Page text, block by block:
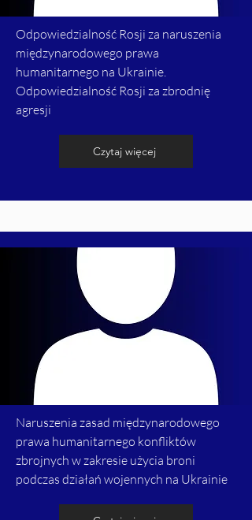
Odpowiedzialność Rosji za naruszenia
międzynarodowego prawa
humanitarnego na Ukrainie.
Odpowiedzialność Rosji za zbrodnię
agresji
Czytaj więcej
Naruszenia zasad międzynarodowego
prawa humanitarnego konfliktów
zbrojnych w zakresie użycia broni
podczas działań wojennych na Ukrainie